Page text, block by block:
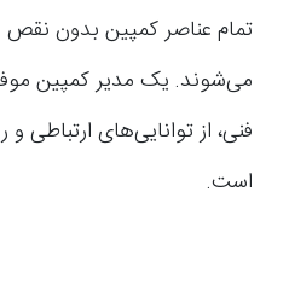
تمام عناصر کمپین بدون نقص
می‌شوند. یک مدیر کمپین
فنی، از توانایی‌های ارتباطی
است.